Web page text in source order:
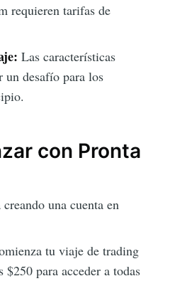
requieren tarifas de
Las características
un desafío para los
con Pronta
una cuenta en
tu viaje de trading
$250 para acceder a todas